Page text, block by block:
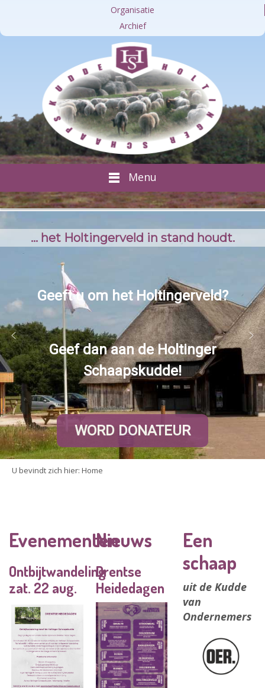
Organisatie
Archief
Menu
... het Holtingerveld in stand houdt.
Geeft u om het Holtingerveld?
Geef dan aan de Holtinger
Schaapskudde!
WORD DONATEUR
U bevindt zich hier: Home
Evenementen
Ontbijtwandeling
zat. 22 aug.
Nieuws
Drentse
Heidedagen
Een
schaap
uit de Kudde
van
Ondernemers